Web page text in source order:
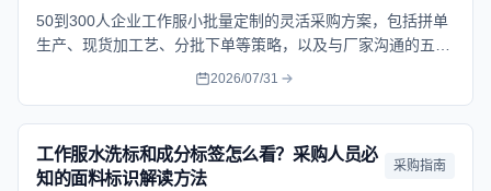
50到300人企业工作服小批量定制的灵活采购方案，包括拼单
生产、现货加工艺、分批下单等策略，以及与厂家沟通的五个
关键要点和成本控制方法。
2026/07/31
工作服水洗标和成分标签怎么看？采购人员必
知的面料标识解读方法
采购指南